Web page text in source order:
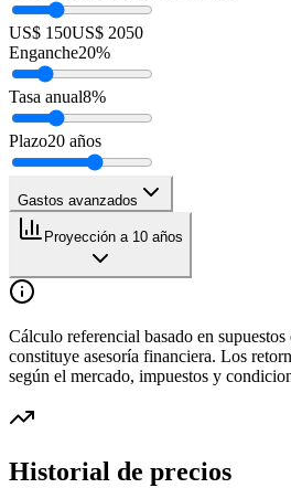
US$ 150US$ 2050
Enganche20%
Tasa anual8%
Plazo20 años
Gastos avanzados
Proyección a 10 años
Cálculo referencial basado en
constituye asesoría financiera. Los
según el mercado, impuestos y
Historial de precios